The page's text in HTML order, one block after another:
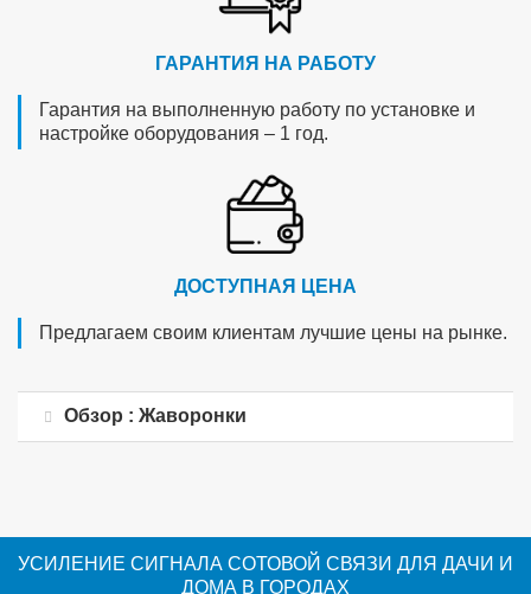
ГАРАНТИЯ НА РАБОТУ
Гарантия на выполненную работу по установке и
настройке оборудования – 1 год.
ДОСТУПНАЯ ЦЕНА
Предлагаем своим клиентам лучшие цены на рынке.
Обзор : Жаворонки
УСИЛЕНИЕ СИГНАЛА СОТОВОЙ СВЯЗИ ДЛЯ ДАЧИ И
ДОМА В ГОРОДАХ